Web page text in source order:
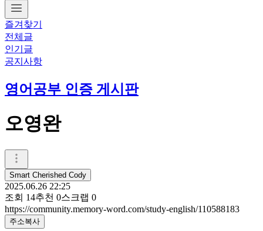
즐겨찾기
전체글
인기글
공지사항
영어공부 인증 게시판
오영완
Smart Cherished Cody
2025.06.26 22:25
조회 14추천 0스크랩 0
https://community.memory-word.com/study-english/110588183
주소복사